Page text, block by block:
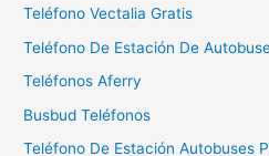
:
Teléfono Vectalia Gratis
Teléfono De Estación De
Teléfonos Aferry
Busbud Teléfonos
Teléfono De Estación Autobuses